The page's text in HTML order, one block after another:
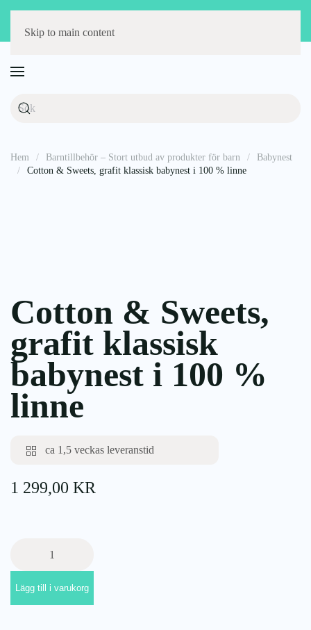
Skip to main content
Hem Barntillbehör – Stort utbud av produkter för barn
Babynest
Cotton & Sweets, grafit klassisk babynest i 100 % linne
Cotton & Sweets,
grafit klassisk
babynest i 100 %
linne
ca 1,5 veckas leveranstid
1 299,00 KR
grafit
klassisk
Lägg till i varukorg